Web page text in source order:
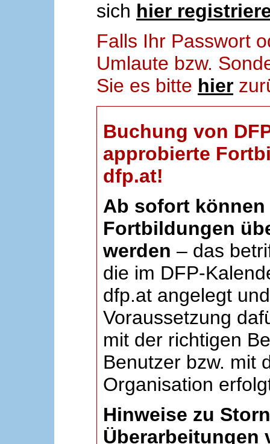
sich hier
Falls Ihr Passwort
Umlaute bzw.
Sie es bitte hier
Buchung von
approbierte
dfp.at!
Ab sofort können
Fortbildungen
werden – das
die im DFP-
dfp.at angelegt
Voraussetzung
mit der richtigen
Benutzer bzw. mit
Organisation
Hinweise zu
Überarbeitungen